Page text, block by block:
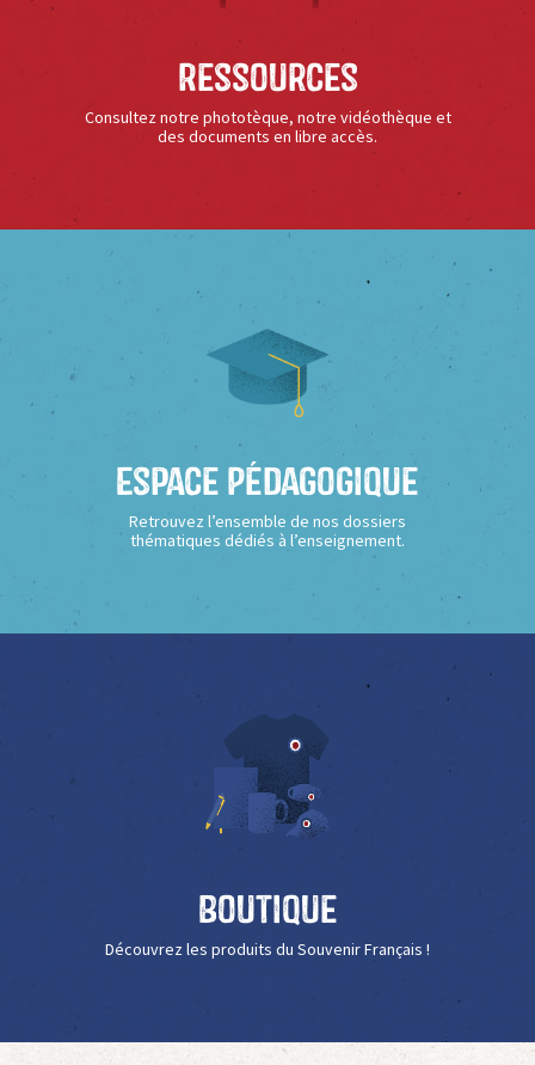
Ressources
Consultez notre phototèque, notre vidéothèque et
des documents en libre accès.
Espace Pédagogique
Retrouvez l’ensemble de nos dossiers
thématiques dédiés à l’enseignement.
Boutique
Découvrez les produits du Souvenir Français !